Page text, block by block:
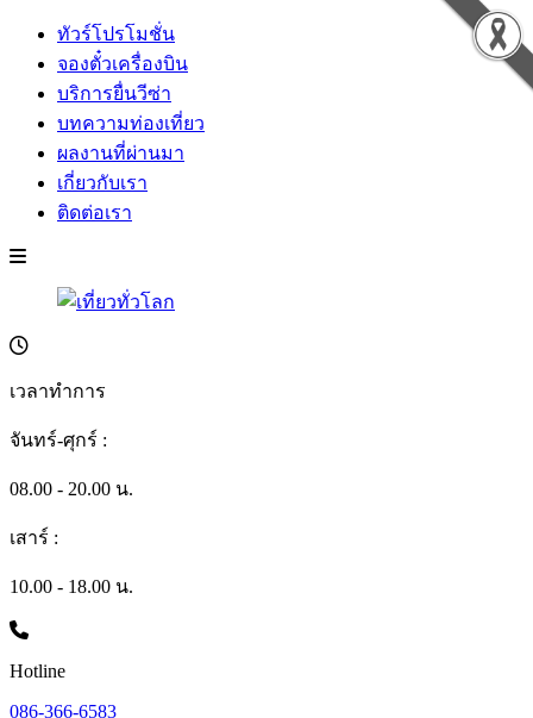
ทัวร์โปรโมชั่น
จองตั๋วเครื่องบิน
บริการยื่นวีซ่า
บทความท่องเที่ยว
ผลงานที่ผ่านมา
เกี่ยวกับเรา
ติดต่อเรา
เวลาทำการ
จันทร์-ศุกร์ :
08.00 - 20.00 น.
เสาร์ :
10.00 - 18.00 น.
Hotline
086-366-6583